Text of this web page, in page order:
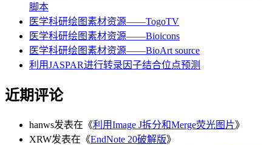
脚本
医学科研绘图素材资源——TogoTV
医学科研绘图素材资源——Bioicons
医学科研绘图素材资源——BioArt source
利用JASPAR进行转录因子结合位点预测
近期评论
hanws发表在《利用Image J拆分和Merge荧光图片》
XRW发表在《EndNote 20破解版》